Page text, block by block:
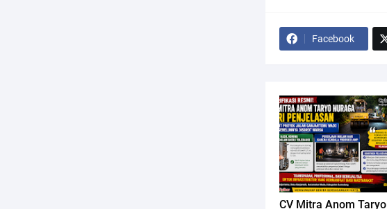
Facebook
CV Mitra Anom Taryo